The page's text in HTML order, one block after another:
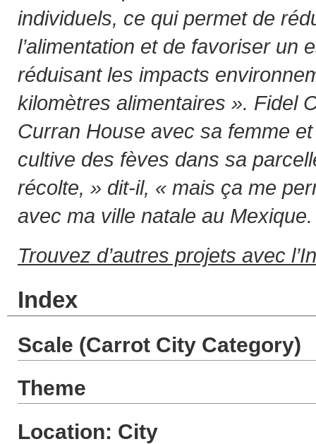
individuels, ce qui permet de
l’alimentation et de favoriser un
réduisant les impacts
kilomètres alimentaires ». Fidel
Curran House avec sa femme
cultive des fèves dans sa
récolte, » dit-il, « mais ça me
avec ma ville natale au
Trouvez d’autres projets avec
Index
Scale (Carrot City Category)
Theme
Location: City